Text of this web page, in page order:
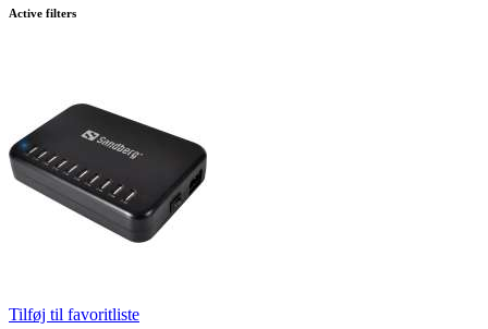
Active filters
Tilføj til favoritliste